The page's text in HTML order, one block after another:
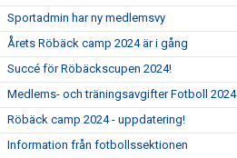
Sportadmin har ny medlemsvy
Årets Röbäck camp 2024 är i gång
Succé för Röbäckscupen 2024!
Medlems- och träningsavgifter Fotboll 2024
Röbäck camp 2024 - uppdatering!
Information från fotbollssektionen